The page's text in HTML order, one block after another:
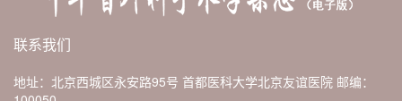
联系我们
地址：北京西城区永安路95号 首都医科大学北京友谊医院 邮编：